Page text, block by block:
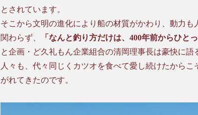
とされています。
そこから文明の進化により船の材質がかわり、動力
関わらず、
「なんと釣り方だけは、400年前からひと
と企画・ど久礼もん企業組合の清岡理事長は豪快に
人々も、代々同じくカツオを食べて愛し続けたから
がれてきたのです。